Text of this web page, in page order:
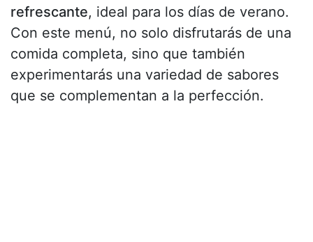
refrescante, ideal para los días de verano.
Con este menú, no solo disfrutarás de una
comida completa, sino que también
experimentarás una variedad de sabores
que se complementan a la perfección.